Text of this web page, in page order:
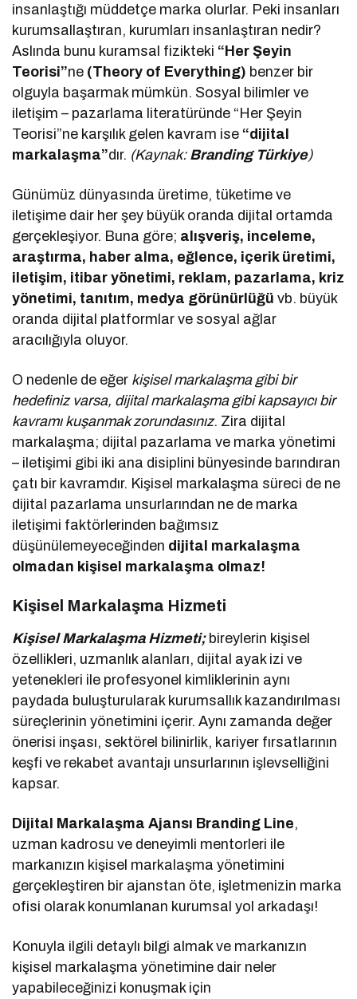
insanlaştığı müddetçe marka olurlar. Peki insanları
kurumsallaştıran, kurumları insanlaştıran nedir?
Aslında bunu kuramsal fizikteki “Her Şeyin
Teorisi”ne (Theory of Everything) benzer bir
olguyla başarmak mümkün. Sosyal bilimler ve
iletişim – pazarlama literatüründe “Her Şeyin
Teorisi”ne karşılık gelen kavram ise “dijital
markalaşma”dır. (Kaynak: Branding Türkiye)
Günümüz dünyasında üretime, tüketime ve
iletişime dair her şey büyük oranda dijital ortamda
gerçekleşiyor. Buna göre; alışveriş, inceleme,
araştırma, haber alma, eğlence, içerik üretimi,
iletişim, itibar yönetimi, reklam, pazarlama, kriz
yönetimi, tanıtım, medya görünürlüğü vb. büyük
oranda dijital platformlar ve sosyal ağlar
aracılığıyla oluyor.
O nedenle de eğer kişisel markalaşma gibi bir
hedefiniz varsa, dijital markalaşma gibi kapsayıcı bir
kavramı kuşanmak zorundasınız. Zira dijital
markalaşma; dijital pazarlama ve marka yönetimi
– iletişimi gibi iki ana disiplini bünyesinde barındıran
çatı bir kavramdır. Kişisel markalaşma süreci de ne
dijital pazarlama unsurlarından ne de marka
iletişimi faktörlerinden bağımsız
düşünülemeyeceğinden dijital markalaşma
olmadan kişisel markalaşma olmaz!
Kişisel Markalaşma Hizmeti
Kişisel Markalaşma Hizmeti; bireylerin kişisel
özellikleri, uzmanlık alanları, dijital ayak izi ve
yetenekleri ile profesyonel kimliklerinin aynı
paydada buluşturularak kurumsallık kazandırılması
süreçlerinin yönetimini içerir. Aynı zamanda değer
önerisi inşası, sektörel bilinirlik, kariyer fırsatlarının
keşfi ve rekabet avantajı unsurlarının işlevselliğini
kapsar.
Dijital Markalaşma Ajansı Branding Line,
uzman kadrosu ve deneyimli mentorleri ile
markanızın kişisel markalaşma yönetimini
gerçekleştiren bir ajanstan öte, işletmenizin marka
ofisi olarak konumlanan kurumsal yol arkadaşı!
Konuyla ilgili detaylı bilgi almak ve markanızın
kişisel markalaşma yönetimine dair neler
yapabileceğinizi konuşmak için